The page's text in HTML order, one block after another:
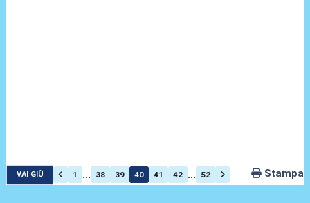
VAI GIÙ 1 ... 38 39 40 41 42 ... 52 Stampa